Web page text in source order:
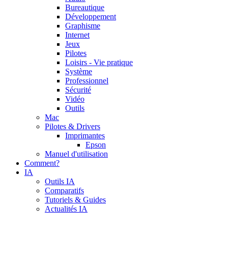
Bureautique
Développement
Graphisme
Internet
Jeux
Pilotes
Loisirs - Vie pratique
Système
Professionnel
Sécurité
Vidéo
Outils
Mac
Pilotes & Drivers
Imprimantes
Epson
Manuel d'utilisation
Comment?
IA
Outils IA
Comparatifs
Tutoriels & Guides
Actualités IA